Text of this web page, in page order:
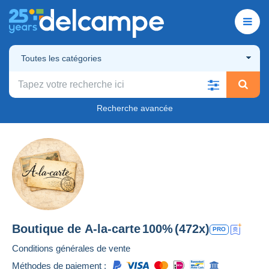
Toutes les catégories
Recherche avancée
Boutique de A-la-carte100%(472x) PRO
Conditions générales de vente
Méthodes de paiement :